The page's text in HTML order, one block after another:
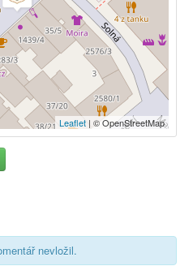
Leaflet | © OpenStreetMap
nevložil.